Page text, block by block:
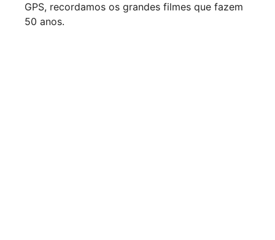
GPS, recordamos os grandes filmes que fazem
50 anos.